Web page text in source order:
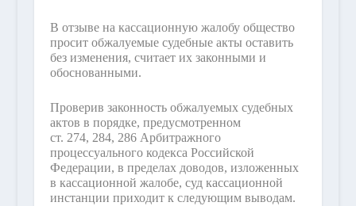
В отзыве на кассационную жалобу общество
просит обжалуемые судебные акты оставить
без изменения, считает их законными и
обоснованными.
Проверив законность обжалуемых судебных
актов в порядке, предусмотренном
ст. 274, 284, 286 Арбитражного
процессуального кодекса Российской
Федерации, в пределах доводов, изложенных
в кассационной жалобе, суд кассационной
инстанции приходит к следующим выводам.